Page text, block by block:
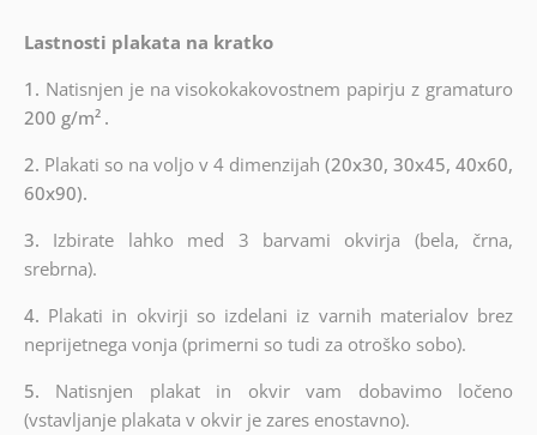
Lastnosti plakata na kratko
1. Natisnjen je na visokokakovostnem papirju z gramaturo
200 g/m² .
2. Plakati so na voljo v 4 dimenzijah(20x30, 30x45, 40x60,
60x90).
3. Izbirate lahko med 3 barvami okvirja (bela, črna,
srebrna).
4. Plakati in okvirji so izdelani iz varnih materialov brez
neprijetnega vonja (primerni so tudi za otroško sobo).
5. Natisnjen plakat in okvir vam dobavimo ločeno
(vstavljanje plakata v okvir je zares enostavno).